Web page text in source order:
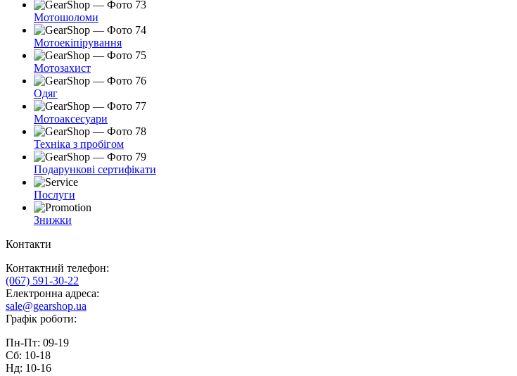
Мотошоломи
Мотоекіпірування
Мотозахист
Одяг
Мотоаксесуари
Техніка з пробігом
Подарункові сертифікати
Послуги
Знижки
Контакти
Контактний телефон:
(067) 591-30-22
Електронна адреса:
sale@gearshop.ua
Графік роботи:
Пн-Пт: 09-19
Сб: 10-18
Нд: 10-16